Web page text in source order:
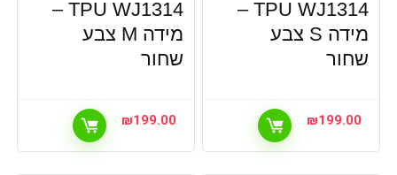
TPU WJ1314 –
מידה S צבע
שחור
₪199.00
TPU WJ1314 –
מידה M צבע
שחור
₪199.00